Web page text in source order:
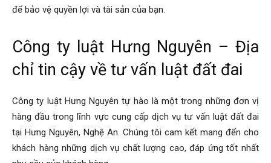
để bảo vệ quyền lợi và tài sản của bạn.
Công ty luật Hưng Nguyên – Địa
chỉ tin cậy về tư vấn luật đất đai
Công ty luật Hưng Nguyên tự hào là một trong những đơn vị
hàng đầu trong lĩnh vực cung cấp dịch vụ tư vấn luật đất đai
tại Hưng Nguyên, Nghệ An. Chúng tôi cam kết mang đến cho
khách hàng những dịch vụ chất lượng cao, đáp ứng tốt nhất